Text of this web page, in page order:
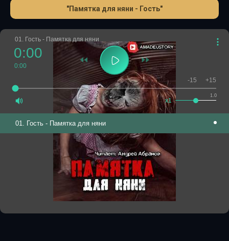
"Памятка для няни - Гость"
01. Гость - Памятка для няни
0:00
0:00
1.0
x1
-15 +15
01. Гость - Памятка для няни